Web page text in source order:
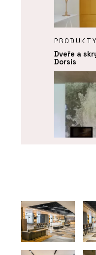
PRODUKTY
Dveře a
Dorsis